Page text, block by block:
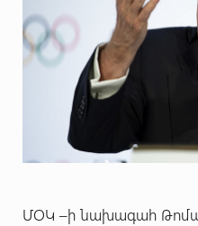
ՄՕԿ –ի նախագահ